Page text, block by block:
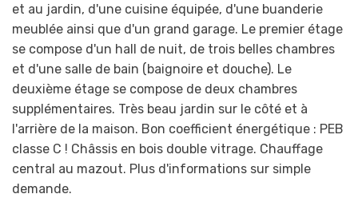
et au jardin, d'une cuisine équipée, d'une buanderie
meublée ainsi que d'un grand garage. Le premier étage
se compose d'un hall de nuit, de trois belles chambres
et d'une salle de bain (baignoire et douche). Le
deuxième étage se compose de deux chambres
supplémentaires. Très beau jardin sur le côté et à
l'arrière de la maison. Bon coefficient énergétique : PEB
classe C ! Châssis en bois double vitrage. Chauffage
central au mazout. Plus d'informations sur simple
demande.